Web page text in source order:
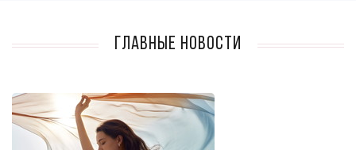
Главные новости